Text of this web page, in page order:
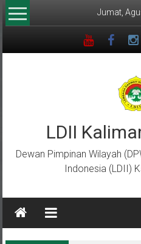
Lompat
ke
Jumat,
LDII
Dewan Pimpinan Wilayah
Indonesia (LDII)